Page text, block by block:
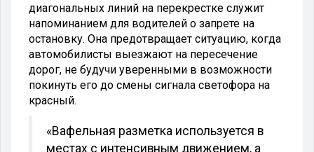
диагональных линий на перекрестке служит
напоминанием для водителей о запрете на
остановку. Она предотвращает ситуацию, когда
автомобилисты выезжают на пересечение
дорог, не будучи уверенными в возможности
покинуть его до смены сигнала светофора на
красный.
«Вафельная разметка используется в
местах с интенсивным движением, а